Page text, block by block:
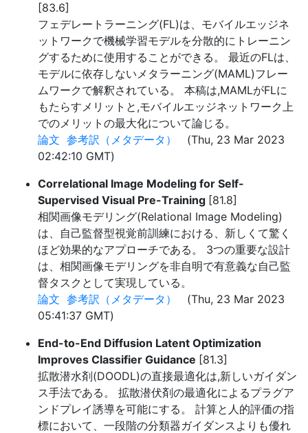
[83.6]
フェデレートラーニング(FL)は、モバイルエッジネ
ットワークで機械学習モデルを分散的にトレーニン
グするために使用することができる。 最近のFLは、
モデルに依存しないメタラーニング(MAML)フレー
ムワークで解釈されている。 本稿は,MAMLがFLに
もたらすメリットと,モバイルエッジネットワーク上
でのメリットの最大化について論じる。
論文 参考訳（メタデータ）
(Thu, 23 Mar 2023
02:42:10 GMT)
Correlational Image Modeling for Self-
Supervised Visual Pre-Training [81.8]
相関画像モデリング(Relational Image Modeling)
は、自己監督型視覚前訓練における、新しくて驚く
ほど効果的なアプローチである。 3つの重要な設計
は、相関画像モデリングを非自明で有意義な自己監
督タスクとして実現している。
論文 参考訳（メタデータ）
(Thu, 23 Mar 2023
05:41:37 GMT)
End-to-End Diffusion Latent Optimization
Improves Classifier Guidance [81.3]
拡散潜水剤(DOODL)の直接最適化は,新しいガイダン
ス手法である。 拡散潜伏剤の最適化によるプラグア
ンドプレイ誘導を可能にする。 計算と人的評価の指
標において、一段階の分類器ガイダンスよりも優れ